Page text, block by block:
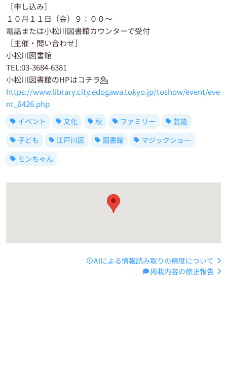
［申し込み］
１０月１１日（金）９：００〜
電話または小松川図書館カウンターで受付
［主催・問い合わせ］
小松川図書館
TEL:03-3684-6381
小松川図書館のHPはコチラ💁
https://www.library.city.edogawa.tokyo.jp/toshow/event/eve
nt_8426.php
イベント 文化 秋 ファミリー
芸能
子ども
江戸川区 図書館
マジックショー
モンちゃん
AIによる情報読み取りの精度について
掲載内容の修正報告